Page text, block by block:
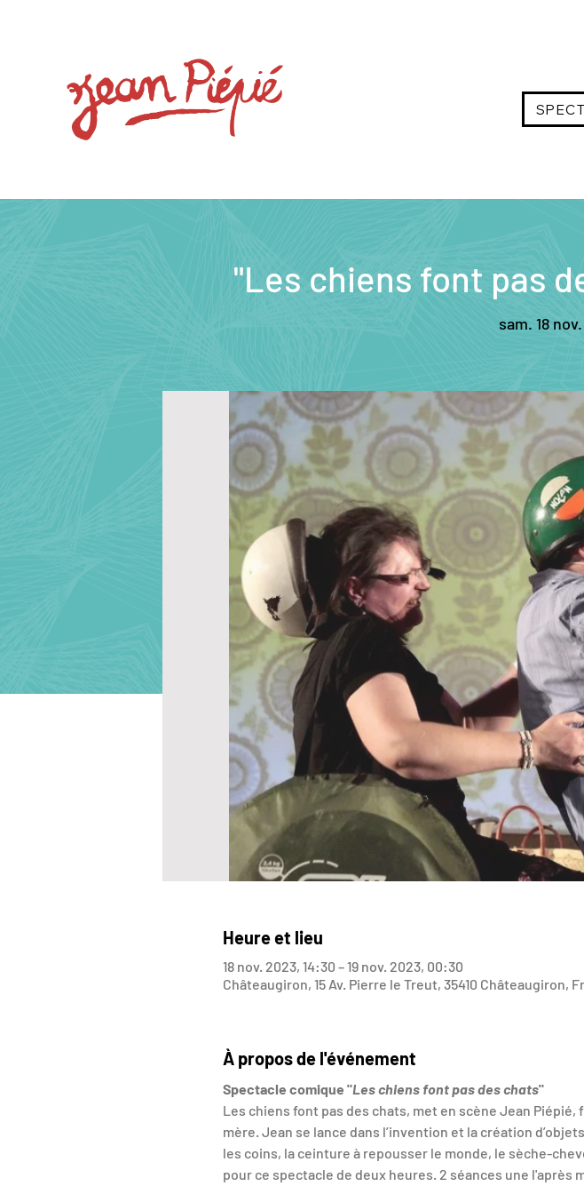
"Les chiens font pas
sam. 18 nov.
Heure et lieu
18 nov. 2023, 14:30 – 19 nov. 2023, 00:30
Châteaugiron, 15 Av. Pierre le Treut, 35410 Châteaugiron,
À propos de l'événement
Spectacle comique "Les chiens font pas des chats"
Les chiens font pas des chats, met en scène Jean
mère. Jean se lance dans l’invention et la création
les coins, la ceinture à repousser le monde, le sèche-
pour ce spectacle de deux heures. 2 séances une l'après